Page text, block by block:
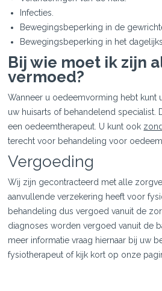
Infecties.
Bewegingsbeperking in de
Bewegingsbeperking in het
Bij wie moet ik zijn
vermoed?
Wanneer u oedeemvorming hebt kunt
uw huisarts of behandelend specialist.
een oedeemtherapeut. U kunt ook
terecht voor behandeling voor oedeem.
Vergoeding
Wij zijn gecontracteerd met alle
aanvullende verzekering heeft voor
behandeling dus vergoed vanuit de
diagnoses worden vergoed vanuit de
meer informatie vraag hiernaar bij uw
fysiotherapeut of kijk kort op onze